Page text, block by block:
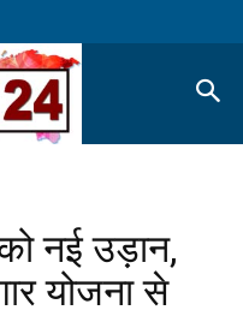
नई उड़ान,
योजना से